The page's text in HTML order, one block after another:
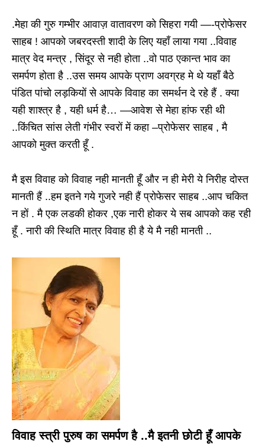
.मेहा की गुरु गम्भीर आवाज़ वातावरण को सिहरा गयी —-प्रोफेसर
साहब ! आपको जबरदस्ती शादी के लिए यहाँ लाया गया ..विवाह
मात्र वेद मन्त्र , सिंदूर से नही होता ..वो पाठ एकान्त भाव का
समर्पण होता है ..उस समय आपके प्राण अवग्रह मे थे यहाँ बैठे
पंडित पांचो लड़कियों से आपके विवाह का समर्थन दे रहे हैं . क्या
यही शाश्त्र है , यही धर्म है… —आवेश से मेहा हांफ रही थी
..किंचित सांस लेती गंभीर स्वरों में कहा –प्रोफेसर साहब , मै
आपको मुक्त करती हूँ .
मै इस विवाह को विवाह नही मानती हूँ और न ही मेरी ये निरीह दोस्त
मानती हैं ..हम इतने गये गुजरे नही हैं प्रोफेसर साहब ..आप चकित
न हों . मै एक लडकी होकर ,एक नारी होकर ये सब आपको कह रही
हूँ . नारी की स्थिति मात्र विवाह ही है ये मै नही मानती ..
विवाह स्त्री पुरुष का समर्पण है ..मै इतनी छोटी हूँ आपके